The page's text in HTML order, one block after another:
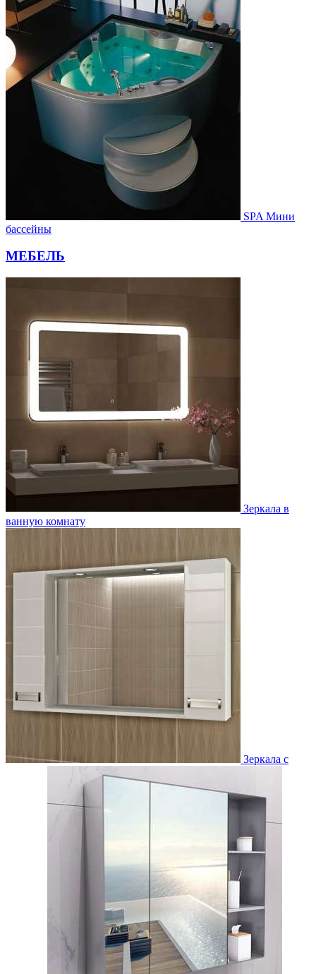
SPA Мини
бассейны
МЕБЕЛЬ
Зеркала в
ванную комнату
Зеркала с